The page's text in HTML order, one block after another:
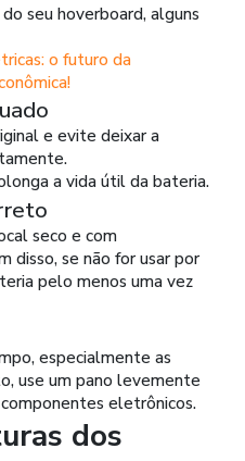
seu hoverboard, alguns
o futuro da
e evite deixar a
a vida útil da bateria.
seco e com
disso, se não for usar por
pelo menos uma vez
especialmente as
use um pano levemente
eletrônicos.
dos